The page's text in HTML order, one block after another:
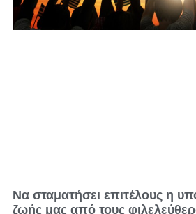
Να σταματήσει επιτέλους η
ζωής μας από τους